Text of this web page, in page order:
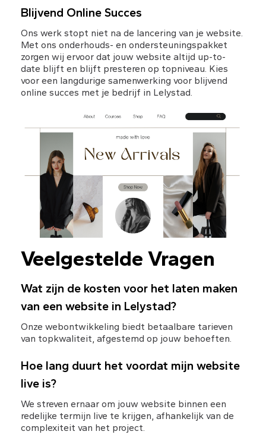
Blijvend Online Succes
Ons werk stopt niet na de lancering van je website.
Met ons onderhouds- en ondersteuningspakket
zorgen wij ervoor dat jouw website altijd up-to-
date blijft en blijft presteren op topniveau. Kies
voor een langdurige samenwerking voor blijvend
online succes met je bedrijf in Lelystad.
Veelgestelde Vragen
Wat zijn de kosten voor het laten maken
van een website in Lelystad?
Onze webontwikkeling biedt betaalbare tarieven
van topkwaliteit, afgestemd op jouw behoeften.
Hoe lang duurt het voordat mijn website
live is?
We streven ernaar om jouw website binnen een
redelijke termijn live te krijgen, afhankelijk van de
complexiteit van het project.